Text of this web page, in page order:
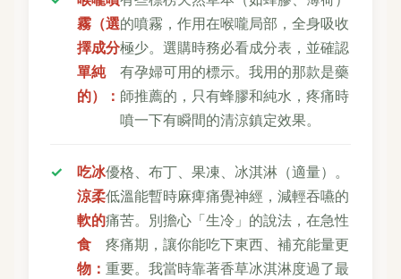
霧（選
擇成分
單純
的）：
的噴霧，作用在喉嚨局部，全身吸收
極少。選購時務必看成分表，並確認
有孕婦可用的標示。我用的那款是藥
師推薦的，只有蜂膠和純水，疼痛時
噴一下有瞬間的清涼鎮定效果。
吃冰
涼柔
軟的
食
物：
優格、布丁、果凍、冰淇淋（適量）。
低溫能暫時麻痺痛覺神經，減輕吞嚥的
痛苦。別擔心「生冷」的說法，在急性
疼痛期，讓你能吃下東西、補充能量更
重要。我當時靠著香草冰淇淋度過了最